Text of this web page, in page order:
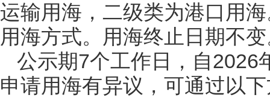
运输用海，二级类为港口用
用海方式。用海终止日期不
公示期7个工作日，自2026
申请用海有异议，可通过以